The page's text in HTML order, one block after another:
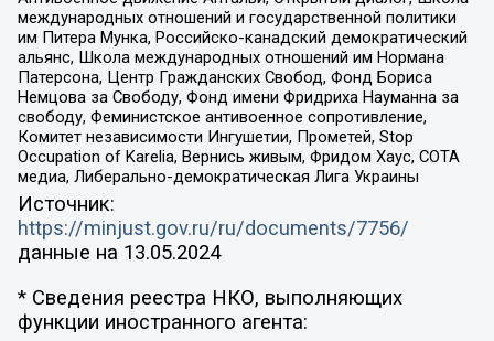
международных отношений и государственной политики
им Питера Мунка, Российско-канадский демократический
альянс, Школа международных отношений им Нормана
Патерсона, Центр Гражданских Свобод, Фонд Бориса
Немцова за Свободу, Фонд имени Фридриха Науманна за
свободу, Феминистское антивоенное сопротивление,
Комитет независимости Ингушетии, Прометей, Stop
Occupation of Karelia, Вернись живым, Фридом Хаус, СОТА
медиа, Либерально-демократическая Лига Украины
Источник:
https://minjust.gov.ru/ru/documents/7756/
данные на 13.05.2024
* Сведения реестра НКО, выполняющих
функции иностранного агента: